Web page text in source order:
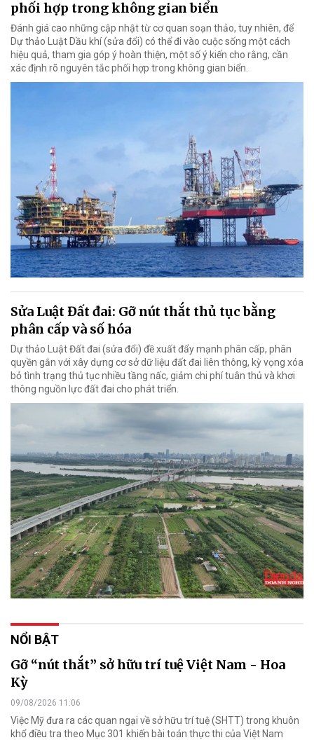
phối hợp trong không gian biển
Đánh giá cao những cập nhật từ cơ quan soạn thảo, tuy nhiên, để
Dự thảo Luật Dầu khí (sửa đổi) có thể đi vào cuộc sống một cách
hiệu quả, tham gia góp ý hoàn thiện, một số ý kiến cho rằng, cần
xác định rõ nguyên tắc phối hợp trong không gian biển.
Sửa Luật Đất đai: Gỡ nút thắt thủ tục bằng
phân cấp và số hóa
Dự thảo Luật Đất đai (sửa đổi) đề xuất đẩy mạnh phân cấp, phân
quyền gắn với xây dựng cơ sở dữ liệu đất đai liên thông, kỳ vọng xóa
bỏ tình trạng thủ tục nhiều tầng nấc, giảm chi phí tuân thủ và khơi
thông nguồn lực đất đai cho phát triển.
NỔI BẬT
Gỡ “nút thắt” sở hữu trí tuệ Việt Nam - Hoa
Kỳ
09/08/2026 11:06
Việc Mỹ đưa ra các quan ngại về sở hữu trí tuệ (SHTT) trong khuôn
khổ điều tra theo Mục 301 khiến bài toán thực thi của Việt Nam